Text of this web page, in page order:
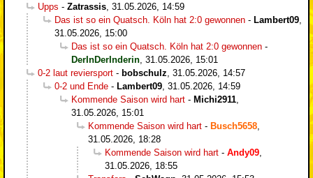
Upps - Zatrassis 31.05.2026, 14:59
Das ist so ein Quatsch. Köln hat 2:0 gewonnen - Lambert09
31.05.2026, 15:00
Das ist so ein Quatsch. Köln hat 2:0 gewonnen -
DerInDerInderin 31.05.2026, 15:01
0-2 laut reviersport - bobschulz 31.05.2026, 14:57
0-2 und Ende - Lambert09 31.05.2026, 14:59
Kommende Saison wird hart - Michi2911
31.05.2026, 15:01
Kommende Saison wird hart - Busch5658
31.05.2026, 18:28
Kommende Saison wird hart - Andy09
31.05.2026, 18:55